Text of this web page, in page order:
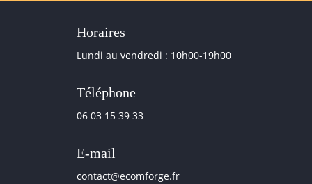
Horaires
Lundi au vendredi : 10h00-19h00
Téléphone
06 03 15 39 33
E-mail
contact@ecomforge.fr